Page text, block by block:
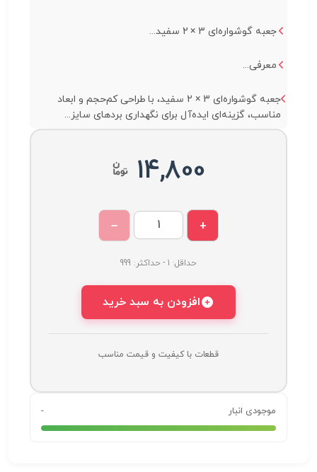
جعبه گوشواره‌ای 3 × 2 سفید...
معرفی...
جعبه گوشواره‌ای 3 × 2 سفید، با طراحی کم‌حجم و ابعاد
مناسب، گزینه‌ای ایده‌آل برای نگهداری بردهای سایز...
14,800
+
−
حداقل: 1 - حداکثر: 999
افزودن به سبد خرید
قطعات با کیفیت و قیمت مناسب
موجودی انبار -